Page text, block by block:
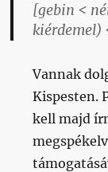
[gebin <
kiérdemel)
Vannak
Kispesten.
kell majd